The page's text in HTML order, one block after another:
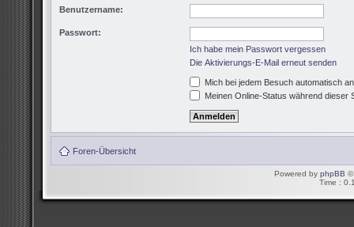
Benutzername:
Passwort:
Ich habe mein Passwort vergessen
Die Aktivierungs-E-Mail erneut senden
Mich bei jedem Besuch automatisch
Meinen Online-Status während dieser
Foren-Übersicht
Powered by phpBB ©
Time :